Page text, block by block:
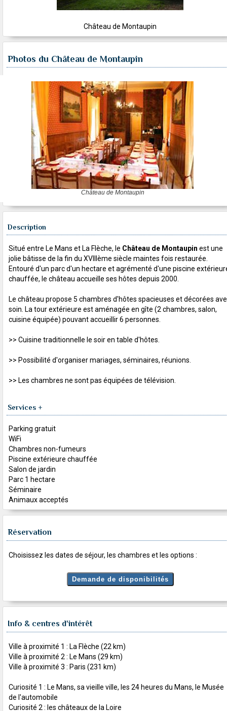
Château de Montaupin
Photos du Château de Montaupin
Château de Montaupin
Description
Situé entre Le Mans et La Flèche, le Château de Montaupin est une
jolie bâtisse de la fin du XVIIIème siècle maintes fois restaurée.
Entouré d'un parc d'un hectare et agrémenté d'une piscine
chauffée, le château accueille ses hôtes depuis 2000.
Le château propose 5 chambres d'hôtes spacieuses et décorées
soin. La tour extérieure est aménagée en gîte (2 chambres, salon,
cuisine équipée) pouvant accueillir 6 personnes.
>> Cuisine traditionnelle le soir en table d'hôtes.
>> Possibilité d'organiser mariages, séminaires, réunions.
>> Les chambres ne sont pas équipées de télévision.
Services +
Parking gratuit
WiFi
Chambres non-fumeurs
Piscine extérieure chauffée
Salon de jardin
Parc 1 hectare
Séminaire
Animaux acceptés
Réservation
Choisissez les dates de séjour, les chambres et les options :
Info & centres d'intérêt
Ville à proximité 1 : La Flèche (22 km)
Ville à proximité 2 : Le Mans (29 km)
Ville à proximité 3 : Paris (231 km)
Curiosité 1 : Le Mans, sa vieille ville, les 24 heures du Mans, le Musée
de l'automobile
Curiosité 2 : les châteaux de la Loire